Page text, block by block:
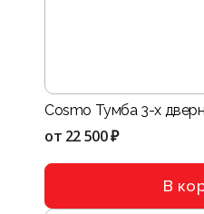
Cosmo Тумба 3-х
от 22 500 ₽
В